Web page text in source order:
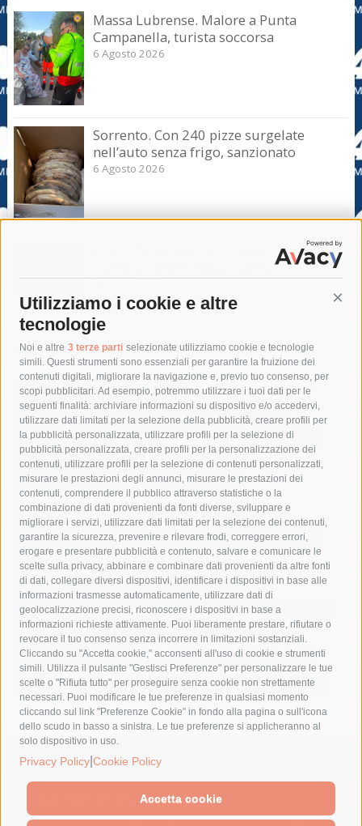
Utilizziamo i cookie e altre
tecnologie
Noi e altre 3 terze parti selezionate utilizziamo cookie e tecnologie
simili. Questi strumenti sono essenziali per garantire la fruizione dei
contenuti digitali, migliorare la navigazione e, previo tuo consenso, per
scopi pubblicitari. Ad esempio, potremmo utilizzare i tuoi dati per le
seguenti finalità: archiviare informazioni su dispositivo e/o accedervi,
utilizzare dati limitati per la selezione della pubblicità, creare profili per
la pubblicità personalizzata, utilizzare profili per la selezione di
pubblicità personalizzata, creare profili per la personalizzazione dei
contenuti, utilizzare profili per la selezione di contenuti personalizzati,
misurare le prestazioni degli annunci, misurare le prestazioni dei
contenuti, comprendere il pubblico attraverso statistiche o la
combinazione di dati provenienti da fonti diverse, sviluppare e
migliorare i servizi, utilizzare dati limitati per la selezione dei contenuti,
garantire la sicurezza, prevenire e rilevare frodi, correggere errori,
erogare e presentare pubblicità e contenuto, salvare e comunicare le
scelte sulla privacy, abbinare e combinare dati provenienti da altre fonti
di dati, collegare diversi dispositivi, identificare i dispositivi in base alle
informazioni trasmesse automaticamente, utilizzare dati di
geolocalizzazione precisi, riconoscere i dispositivi in base a
informazioni richieste attivamente. Puoi liberamente prestare, rifiutare o
revocare il tuo consenso senza incorrere in limitazioni sostanziali.
Cliccando su "Accetta cookie," acconsenti all'uso di cookie e strumenti
simili. Utilizza il pulsante "Gestisci Preferenze" per personalizzare le tue
scelte o "Rifiuta tutto" per proseguire senza cookie non strettamente
necessari. Puoi modificare le tue preferenze in qualsiasi momento
cliccando sul link "Preferenze Cookie" in fondo alla pagina o sull'icona
dello scudo in basso a sinistra. Le tue preferenze si applicheranno al
solo dispositivo in uso.
Privacy Policy Cookie Policy
Accetta cookie
Massa Lubrense. Malore a Punta
Campanella, turista soccorsa
6 Agosto 2026
Sorrento. Con 240 pizze surgelate
nell’auto senza frigo, sanzionato
6 Agosto 2026
Piano di Sorrento. Dopo il restyling
riapre il campo di via Ciampa
Tag
acqua allerta meteo
anas
area marina protetta di punta campanella
arresto
Asl Napoli 3 sud
capitaneria di porto capri
carabinieri
castellammare di stabia
circumvesuviana
comune di sorrento
concerto
contagi
costiera amalfitana
covid-19 eav
elezioni
fondazione sorrento
gori guardia costiera
incidente
lavori
lorenzo balducelli mare
massa lubrense
massimo coppola
Meta napoli
ordinanza
penisola sorrentina
piano di sorrento
polizia municipale
protezione civile
Regione Campania
sant'agnello
sindaco cuomo
sorrento studenti temporali
treni
turismo
Vico Equense villa fiorentino vincenzo de luca
© 2015 SorrentoPress. All rights reserved.
Il giornale online della Penisola Sorrentina
Cookie Policy